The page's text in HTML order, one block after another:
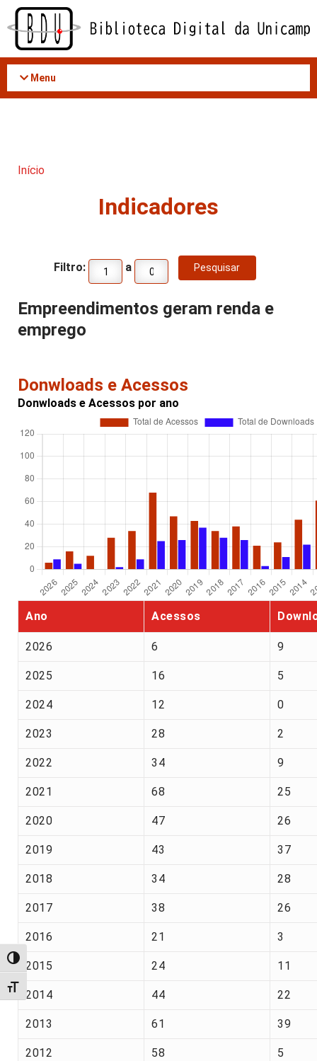
Acessar
conteúdo
Alternar alto contraste
Alternar tamanho da fonte
Menu
Início
Indicadores
Filtro: a
Empreendimentos geram renda e
emprego
Donwloads e Acessos
Donwloads e Acessos por ano
Ano Acessos
2026 6 9
2025 16 5
2024 12 0
2023 28 2
2022 34 9
2021 68 25
2020 47 26
2019 43 37
2018 34 28
2017 38 26
2016 21 3
2015 24 11
2014 44 22
2013 61 39
2012 58 5